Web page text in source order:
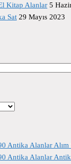
Kitap Alanlar 5
Sat 29 Mayıs 2023
Antika Alanlar Alım
Antika Alanlar